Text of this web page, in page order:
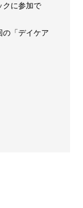
クに参加で
の「デイケア